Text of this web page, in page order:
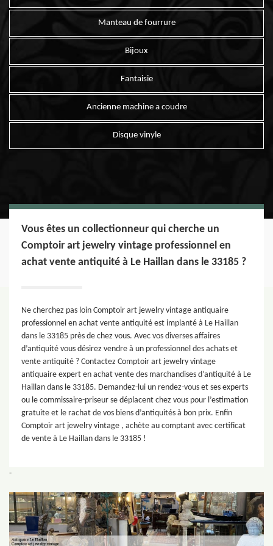
Manteau de fourrure
Bijoux
Fantaisie
Ancienne machine a coudre
Disque vinyle
Vous êtes un collectionneur qui cherche un
Comptoir art jewelry vintage professionnel en
achat vente antiquité à Le Haillan dans le 33185 ?
Ne cherchez pas loin Comptoir art jewelry vintage antiquaire
professionnel en achat vente antiquité est implanté à Le Haillan
dans le 33185 près de chez vous. Avec vos diverses affaires
d’antiquité vous désirez vendre à un professionnel des achats et
vente antiquité ? Contactez Comptoir art jewelry vintage
antiquaire expert en achat vente des marchandises d’antiquité à Le
Haillan dans le 33185. Demandez-lui un rendez-vous et ses experts
ou le commissaire-priseur se déplacent chez vous pour l’estimation
gratuite et le rachat de vos biens d’antiquités à bon prix. Enfin
Comptoir art jewelry vintage , achète au comptant avec certificat
de vente à Le Haillan dans le 33185 !
-